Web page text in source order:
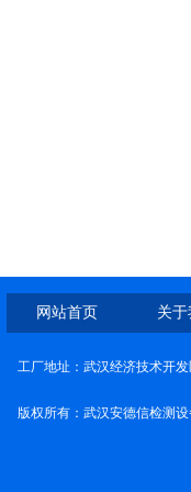
网站首页 关
工厂地址：武汉经济技术开
版权所有：武汉安德信检测